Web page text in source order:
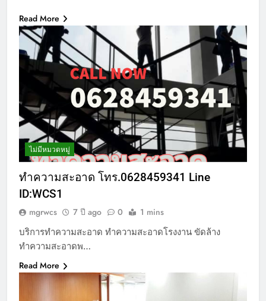
Read More
ไม่มีหมวดหมู่
ทำความสะอาด โทร.0628459341 Line
ID:WCS1
mgrwcs 7 ปี ago 0 1 mins
บริการทำความสะอาด ทำความสะอาดโรงงาน ขัดล้าง
ทำความสะอาดพ…
Read More